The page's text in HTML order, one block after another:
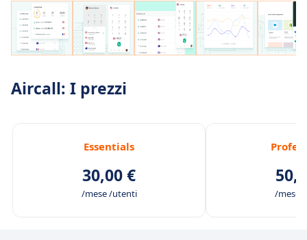
Aircall: I prezzi
Essentials
30,00 €
/mese /utenti /mese